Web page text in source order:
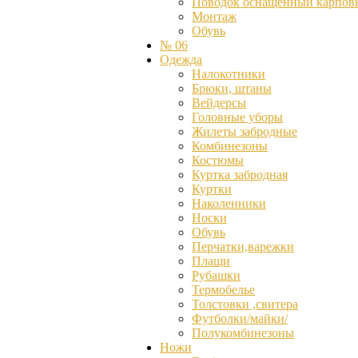
Монтаж
Обувь
№ 06
Одежда
Налокотники
Брюки, штаны
Вейдерсы
Головные уборы
Жилеты забродные
Комбинезоны
Костюмы
Куртка забродная
Куртки
Наколенники
Носки
Обувь
Перчатки,варежки
Плащи
Рубашки
Термобелье
Толстовки ,свитера
Футболки/майки/
Полукомбинезоны
Ножи